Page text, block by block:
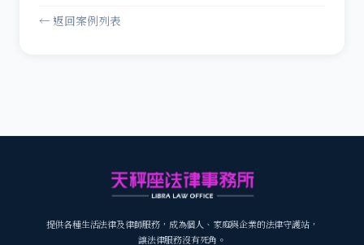
← 返回案例列表
提供各種生活法律及律師服務，成為個人、家庭與企業的法律守護站，
讓法律服務沒有死角。